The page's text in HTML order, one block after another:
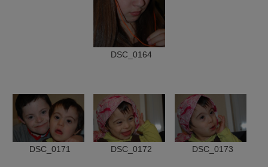
DSC_0164
DSC_0171 DSC_0172 DSC_0173